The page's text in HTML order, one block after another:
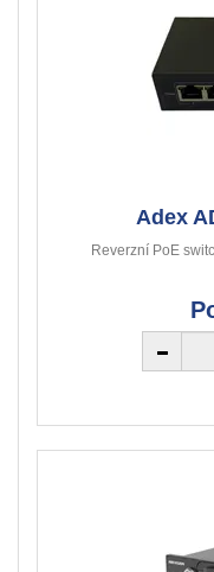
Adex
Reverzní PoE